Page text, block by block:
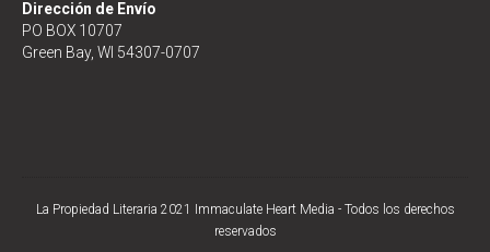
Dirección de Envío
PO BOX 10707
Green Bay, WI 54307-0707
La Propiedad Literaria 2021 Immaculate Heart Media - Todos los derechos
reservados